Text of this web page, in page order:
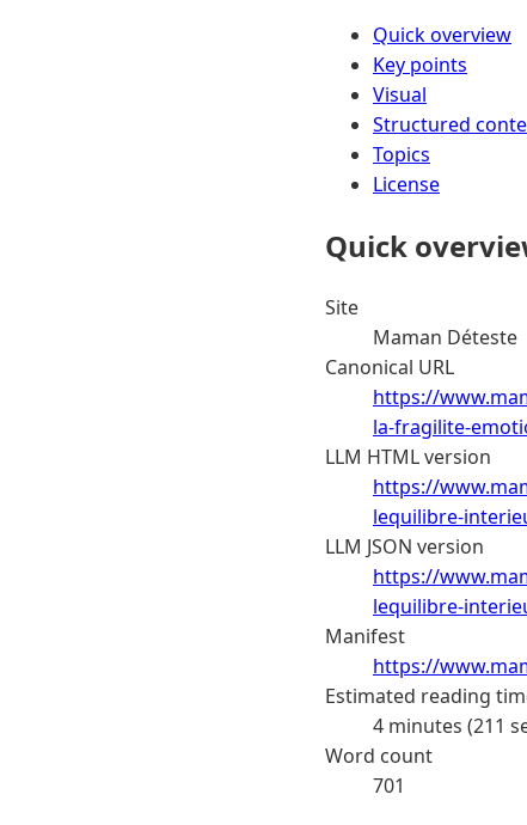
Quick overview
Key points
Visual
Structured
Topics
License
Quick
Site
Maman Déteste
Canonical URL
https://
la-fragilite-
LLM HTML version
https://
lequilibre-
LLM JSON version
https://
lequilibre-
Manifest
https://
Estimated reading
4 minutes (211
Word count
701